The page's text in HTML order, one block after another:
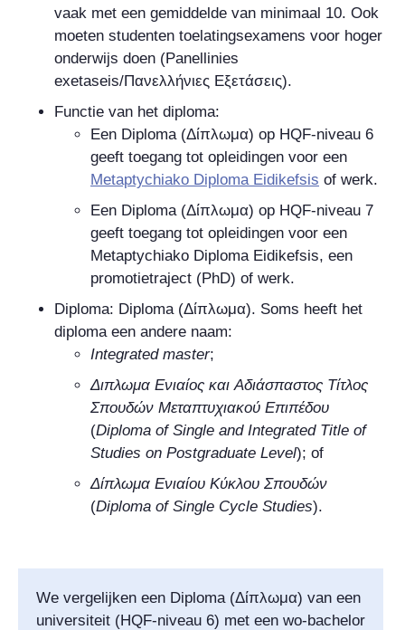
vaak met een gemiddelde van minimaal 10. Ook
moeten studenten toelatingsexamens voor hoger
onderwijs doen (Panellinies
exetaseis/Πανελλήνιες Εξετάσεις).
Functie van het diploma:
Een Diploma (Δίπλωμα) op HQF-niveau 6
geeft toegang tot opleidingen voor een
Metaptychiako Diploma Eidikefsis of werk.
Een Diploma (Δίπλωμα) op HQF-niveau 7
geeft toegang tot opleidingen voor een
Metaptychiako Diploma Eidikefsis, een
promotietraject (PhD) of werk.
Diploma: Diploma (Δίπλωμα). Soms heeft het
diploma een andere naam:
Integrated master;
Διπλωμα Eνιαίος και Aδιάσπαστος Tίτλος
Σπουδών Μεταπτυχιακού Επιπέδου
(Diploma of Single and Integrated Title of
Studies on Postgraduate Level); of
Δίπλωμα Ενιαίου Κύκλου Σπουδών
(Diploma of Single Cycle Studies).
We vergelijken een Diploma (Δίπλωμα) van een
universiteit (HQF-niveau 6) met een wo-bachelor